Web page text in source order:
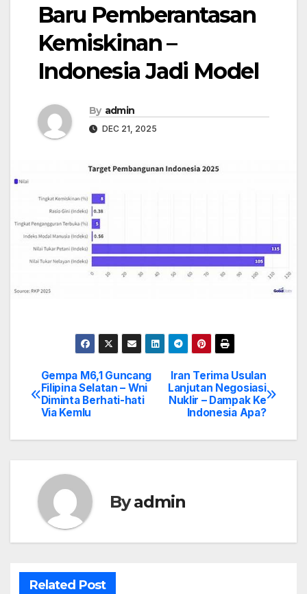
Baru Pemberantasan
Kemiskinan –
Indonesia Jadi Model
By admin
DEC 21, 2025
Post
navigation
Iran Terima Usulan
Lanjutan Negosiasi
Nuklir – Dampak Ke
Indonesia Apa?
Gempa M6,1 Guncang
Filipina Selatan – Wni
Diminta Berhati-hati
Via Kemlu
Byadmin
Related Post